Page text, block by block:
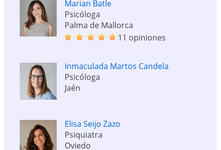
Marian Batle
Psicóloga
Palma de Mallorca
11 opiniones
Inmaculada Martos Candela
Psicóloga
Jaén
Elisa Seijo Zazo
Psiquiatra
Oviedo